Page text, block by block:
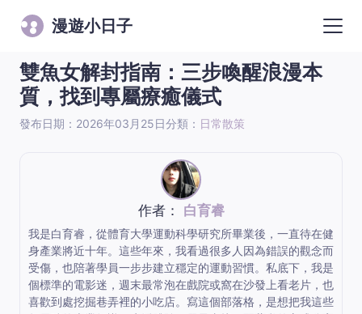
漫遊小日子
雙魚女解封指南：三步喚醒浪漫本
質，找到專屬療癒儀式
發布日期：2026年03月25日分類： 日常散策
作者： 白育睿
我是白育睿，從體育大學運動科學研究所畢業後，一直待在健
身產業將近十年。這些年來，我看過很多人因為錯誤的觀念而
受傷，也陪著學員一步步建立穩定的運動習慣。私底下，我是
個標準的電影迷，週末最常泡在戲院或窩在沙發上看老片，也
喜歡到處挖掘巷弄裡的小吃店。寫這個部落格，是想把我這些